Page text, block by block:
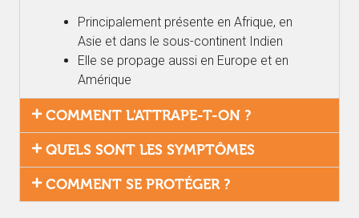
Principalement présente en Afrique, en
Asie et dans le sous-continent Indien
Elle se propage aussi en Europe et en
Amérique
COMMENT L'ATTRAPE-T-ON ?
QUELS SONT LES SYMPTÔMES
COMMENT SE PROTÉGER ?